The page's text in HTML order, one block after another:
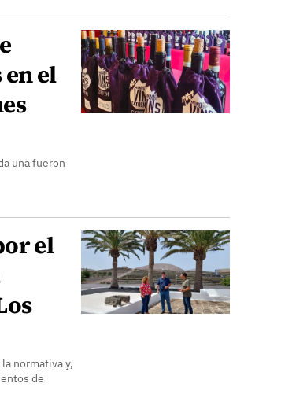
el
una fueron
el
normativa y,
de